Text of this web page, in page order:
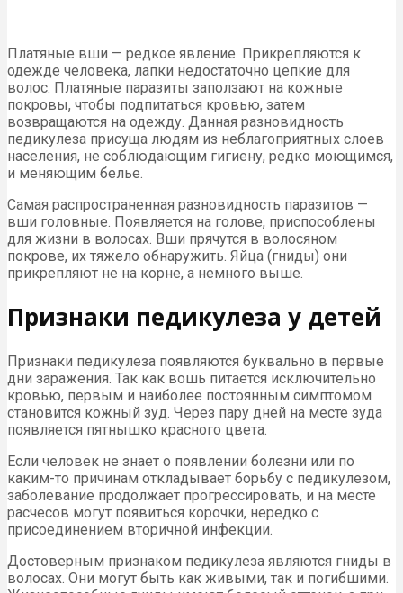
Платяные вши — редкое явление. Прикрепляются к
одежде человека, лапки недостаточно цепкие для
волос. Платяные паразиты заползают на кожные
покровы, чтобы подпитаться кровью, затем
возвращаются на одежду. Данная разновидность
педикулеза присуща людям из неблагоприятных слоев
населения, не соблюдающим гигиену, редко моющимся,
и меняющим белье.
Самая распространенная разновидность паразитов —
вши головные. Появляется на голове, приспособлены
для жизни в волосах. Вши прячутся в волосяном
покрове, их тяжело обнаружить. Яйца (гниды) они
прикрепляют не на корне, а немного выше.
Признаки педикулеза у детей
Признаки педикулеза появляются буквально в первые
дни заражения. Так как вошь питается исключительно
кровью, первым и наиболее постоянным симптомом
становится кожный зуд. Через пару дней на месте зуда
появляется пятнышко красного цвета.
Если человек не знает о появлении болезни или по
каким-то причинам откладывает борьбу с педикулезом,
заболевание продолжает прогрессировать, и на месте
расчесов могут появиться корочки, нередко с
присоединением вторичной инфекции.
Достоверным признаком педикулеза являются гниды в
волосах. Они могут быть как живыми, так и погибшими.